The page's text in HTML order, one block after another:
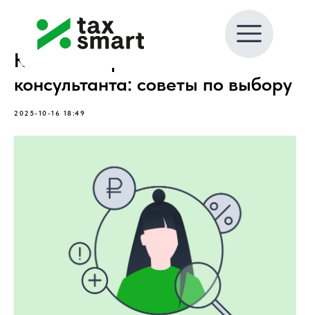
Как найти финансового
консультанта: советы по выбору
2025-10-16 18:49